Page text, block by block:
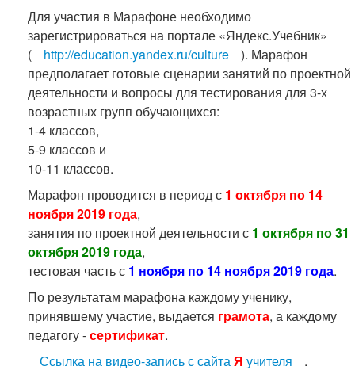
Для участия в Марафоне необходимо
зарегистрироваться на портале «Яндекс.Учебник»
(
http://education.yandex.ru/culture
). Марафон
предполагает готовые сценарии занятий по проектной
деятельности и вопросы для тестирования для 3-х
возрастных групп обучающихся:
1-4 классов,
5-9 классов и
10-11 классов.
Марафон проводится в период с 1 октября по 14
ноября 2019 года,
занятия по проектной деятельности с 1 октября по 31
октября 2019 года,
тестовая часть с 1 ноября по 14 ноября 2019 года.
По результатам марафона каждому ученику,
принявшему участие, выдается грамота, а каждому
педагогу -сертификат.
Ссылка на видео-запись с сайта Я учителя .